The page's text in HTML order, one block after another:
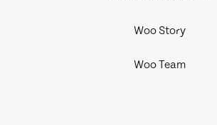
Woo Story
Woo Team